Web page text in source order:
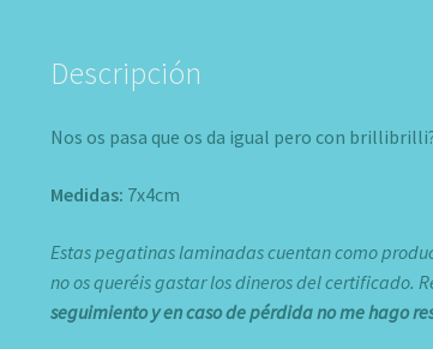
Descripción
Nos os pasa que os da igual pero con brillibrilli?
Medidas: 7x4cm
Estas pegatinas laminadas cuentan como
no os queréis gastar los dineros del certificado.
seguimiento y en caso de pérdida no me hago